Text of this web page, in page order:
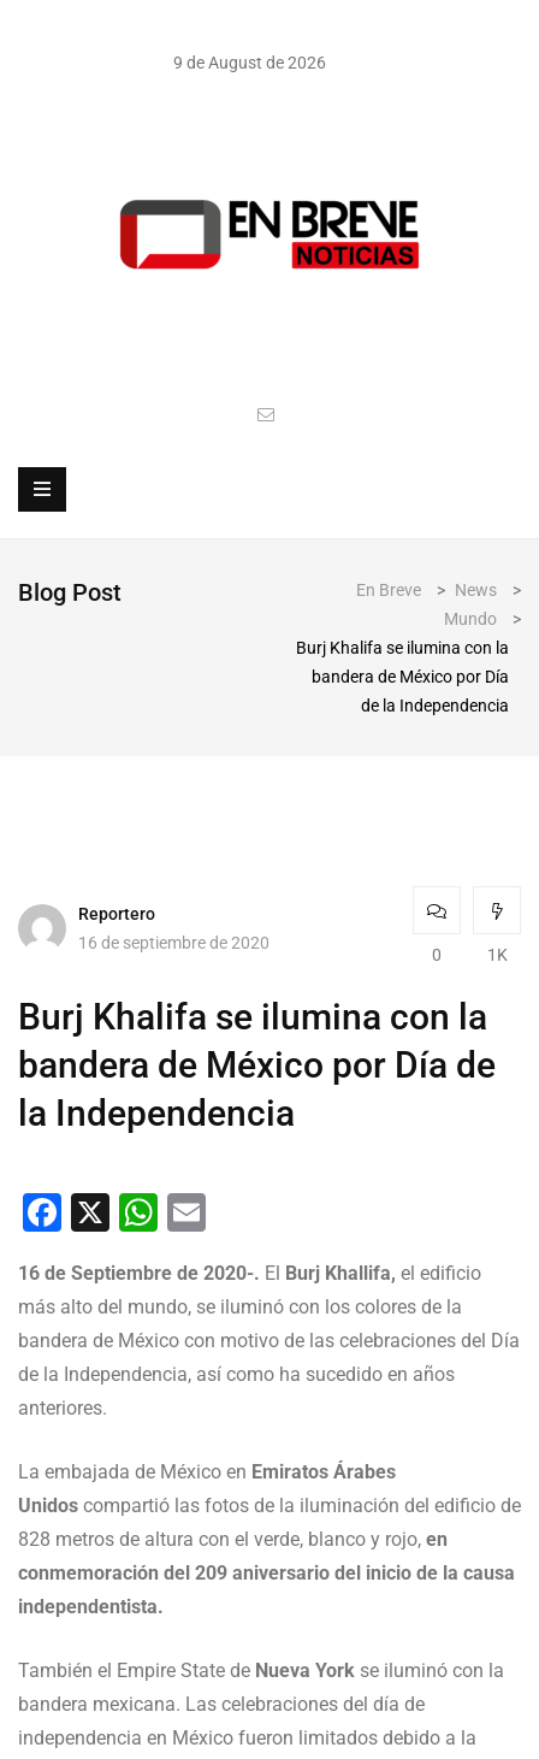
9 de August de 2026
Blog Post En Breve > News
>
Mundo
>
Burj Khalifa se ilumina con la
bandera de México por Día
de la Independencia
Reportero
16 de septiembre de 2020
0 1K
Burj Khalifa se ilumina con la
bandera de México por Día de
la Independencia
Facebook
X WhatsApp
16 de Septiembre de 2020-. El Burj Khallifa, el edificio
más alto del mundo, se iluminó con los colores de la
bandera de México con motivo de las celebraciones del Día
de la Independencia, así como ha sucedido en años
anteriores.
La embajada de México en Emiratos Árabes
Unidos compartió las fotos de la iluminación del edificio de
828 metros de altura con el verde, blanco y rojo, en
conmemoración del 209 aniversario del inicio de la causa
independentista.
También el Empire State de Nueva York se iluminó con la
bandera mexicana. Las celebraciones del día de
independencia en México fueron limitados debido a la